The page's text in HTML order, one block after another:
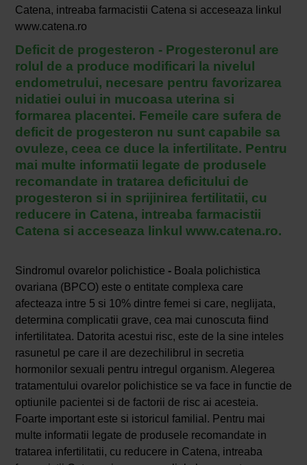
Catena, intreaba farmacistii Catena si acceseaza linkul
www.catena.ro
Deficit de progesteron - Progesteronul are
rolul de a produce modificari la nivelul
endometrului, necesare pentru favorizarea
nidatiei oului in mucoasa uterina si
formarea placentei. Femeile care sufera de
deficit de progesteron nu sunt capabile sa
ovuleze, ceea ce duce la infertilitate. Pentru
mai multe informatii legate de produsele
recomandate in tratarea deficitului de
progesteron si in sprijinirea fertilitatii, cu
reducere in Catena, intreaba farmacistii
Catena si acceseaza linkul www.catena.ro.
Sindromul ovarelor polichistice - Boala polichistica
ovariana (BPCO) este o entitate complexa care
afecteaza intre 5 si 10% dintre femei si care, neglijata,
determina complicatii grave, cea mai cunoscuta fiind
infertilitatea. Datorita acestui risc, este de la sine inteles
rasunetul pe care il are dezechilibrul in secretia
hormonilor sexuali pentru intregul organism. Alegerea
tratamentului ovarelor polichistice se va face in functie de
optiunile pacientei si de factorii de risc ai acesteia.
Foarte important este si istoricul familial. Pentru mai
multe informatii legate de produsele recomandate in
tratarea infertilitatii, cu reducere in Catena, intreaba